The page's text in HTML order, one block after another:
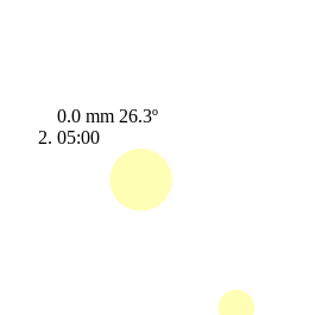
0.0 mm 26.3º
05:00